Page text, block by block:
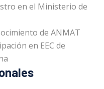
en el Ministerio de
de ANMAT
en EEC de